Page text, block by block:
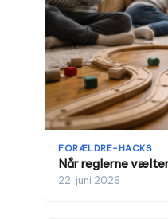
FORÆLDRE-HACKS
Når reglerne
22. juni 2026